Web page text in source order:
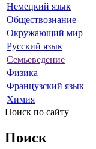
Немецкий язык
Обществознание
Окружающий мир
Русский язык
Семьеведение
Физика
Французский язык
Химия
Поиск по сайту
Поиск